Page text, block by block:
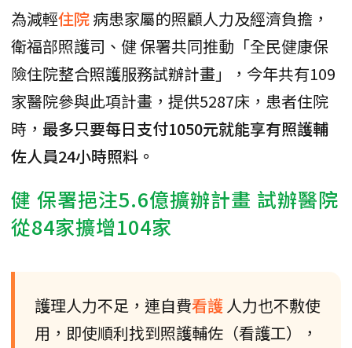
為減輕住院病患家屬的照顧人力及經濟負擔，
衛福部照護司、健 保署共同推動「全民健康保
險住院整合照護服務試辦計畫」，今年共有109
家醫院參與此項計畫，提供5287床，患者住院
時， 最多只要每日支付1050元就能享有照護輔
佐人員24小時照料。
健 保署挹注5.6億擴辦計畫 試辦醫院
從84家擴增104家
護理人力不足，連自費看護人力也不敷使
用，即使順利找到照護輔佐（看護工），